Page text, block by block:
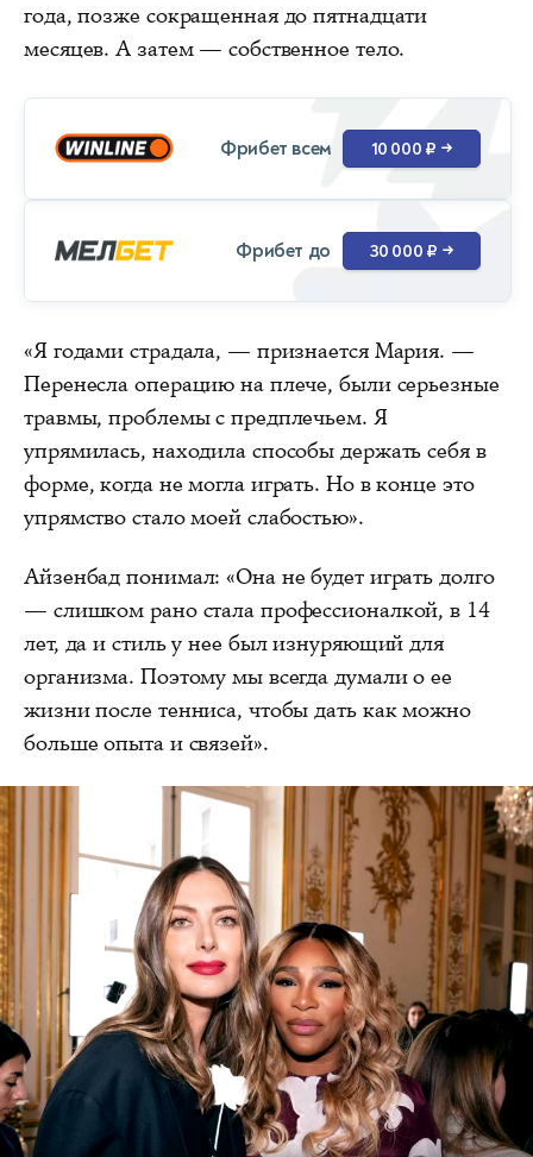
года, позже сокращенная до пятнадцати
месяцев. А затем — собственное тело.
Фрибет всем 10 000 ₽ →
Фрибет до 30 000 ₽ →
«Я годами страдала, — признается Мария. —
Перенесла операцию на плече, были серьезные
травмы, проблемы с предплечьем. Я
упрямилась, находила способы держать себя в
форме, когда не могла играть. Но в конце это
упрямство стало моей слабостью».
Айзенбад понимал: «Она не будет играть долго
— слишком рано стала профессионалкой, в 14
лет, да и стиль у нее был изнуряющий для
организма. Поэтому мы всегда думали о ее
жизни после тенниса, чтобы дать как можно
больше опыта и связей».